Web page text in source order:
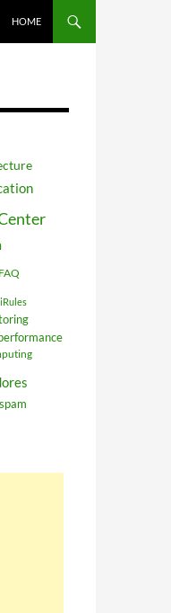
HOME
FAQ
iRules
spam